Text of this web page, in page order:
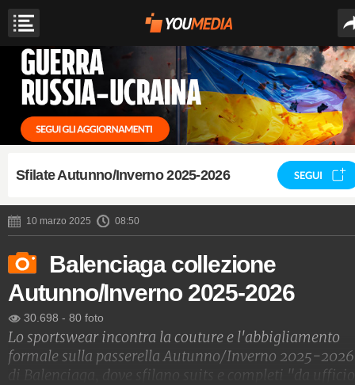
Sfilate Autunno/Inverno 2025-2026 SEGUI
10 marzo 2025 08:50
Balenciaga collezione
Autunno/Inverno 2025-2026
30.698 - 80 foto
Lo sportswear incontra la couture e l'abbigliamento
formale sulla passerella Autunno/Inverno 2025-2026
di Balenciaga, dove sfilano suits e completi "da